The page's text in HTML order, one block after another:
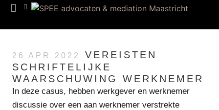
26 APR 2022
VEREISTEN
SCHRIFTELIJKE
WAARSCHUWING WERKNEMER
In deze casus, hebben werkgever en werknemer
discussie over een aan werknemer verstrekte